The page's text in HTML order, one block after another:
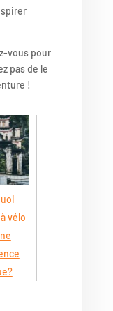
vous pour
pas de le
!
vélo